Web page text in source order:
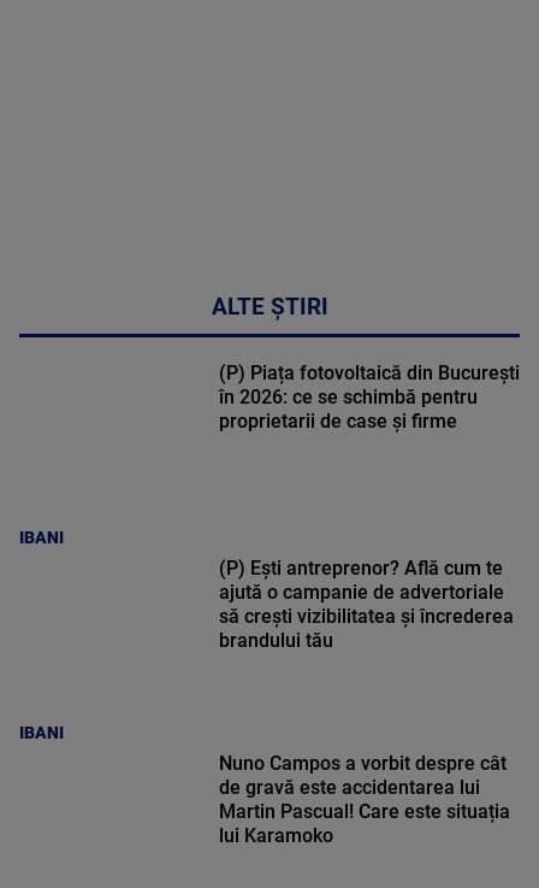
ALTE ȘTIRI
IBANI
(P) Piața fotovoltaică din București
în 2026: ce se schimbă pentru
proprietarii de case și firme
IBANI
(P) Ești antreprenor? Află cum te
ajută o campanie de advertoriale
să crești vizibilitatea și încrederea
brandului tău
Nuno Campos a vorbit despre cât
de gravă este accidentarea lui
Martin Pascual! Care este situația
lui Karamoko